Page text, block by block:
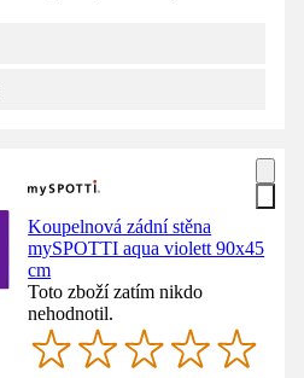
Koupelnová zádní stěna
mySPOTTI aqua violett 90x45
cm
Toto zboží zatím nikdo
nehodnotil.